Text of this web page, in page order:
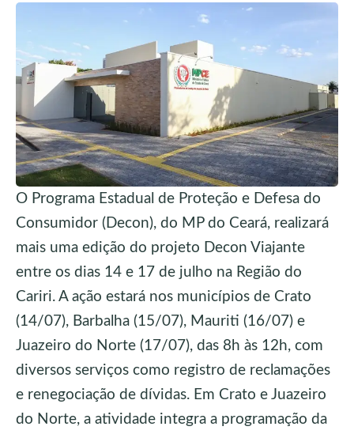
O Programa Estadual de Proteção e Defesa do
Consumidor (Decon), do MP do Ceará, realizará
mais uma edição do projeto Decon Viajante
entre os dias 14 e 17 de julho na Região do
Cariri. A ação estará nos municípios de Crato
(14/07), Barbalha (15/07), Mauriti (16/07) e
Juazeiro do Norte (17/07), das 8h às 12h, com
diversos serviços como registro de reclamações
e renegociação de dívidas. Em Crato e Juazeiro
do Norte, a atividade integra a programação da